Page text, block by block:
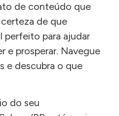
de conteúdo que
de que
perfeito para ajudar
e prosperar. Navegue
e descubra o que
do seu